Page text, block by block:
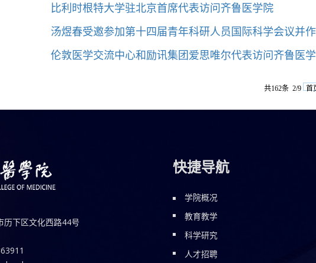
比利时根特大学驻北京首席代表访问齐鲁医学院
汤煜春受邀参加第十四届青年科研人员国际科学会议并
伦敦医学交流中心和励讯集团爱思唯尔代表访问齐鲁医
共162条 2/9 首
历下区文化西路44号
快捷导航
学院概况
教育教学
科学研究
人才招聘